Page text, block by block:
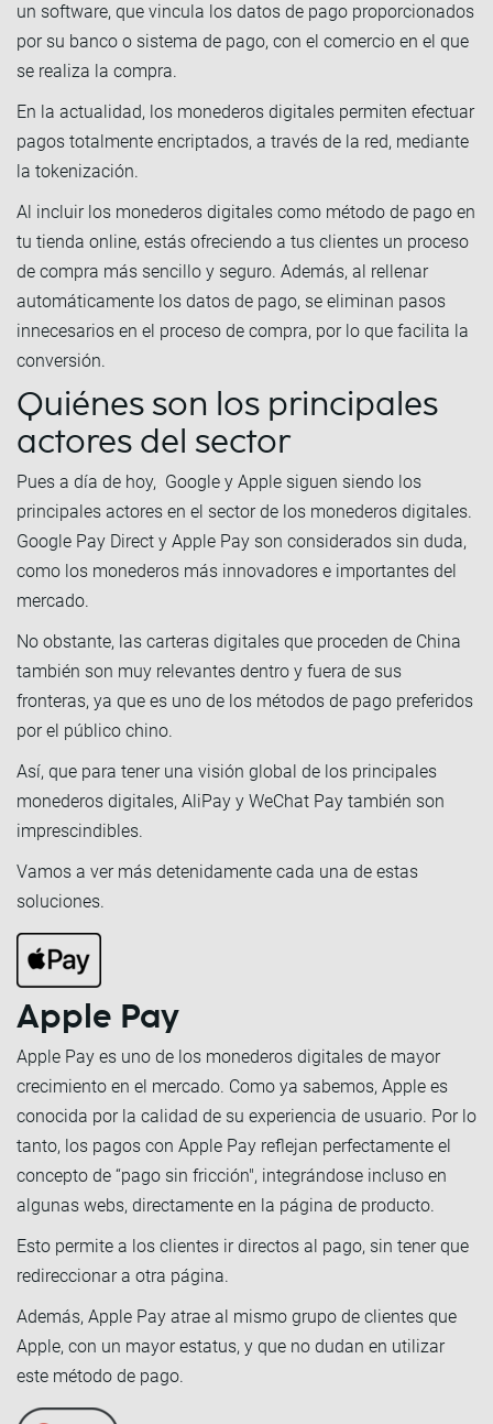
un software, que vincula los datos de pago proporcionados
por su banco o sistema de pago, con el comercio en el que
se realiza la compra.
En la actualidad, los monederos digitales permiten efectuar
pagos totalmente encriptados, a través de la red, mediante
la tokenización.
Al incluir los monederos digitales como método de pago en
tu tienda online, estás ofreciendo a tus clientes un proceso
de compra más sencillo y seguro. Además, al rellenar
automáticamente los datos de pago, se eliminan pasos
innecesarios en el proceso de compra, por lo que facilita la
conversión.
Quiénes son los principales
actores del sector
Pues a día de hoy, Google y Apple siguen siendo los
principales actores en el sector de los monederos digitales.
Google Pay Direct y Apple Pay son considerados sin duda,
como los monederos más innovadores e importantes del
mercado.
No obstante, las carteras digitales que proceden de China
también son muy relevantes dentro y fuera de sus
fronteras, ya que es uno de los métodos de pago preferidos
por el público chino.
Así, que para tener una visión global de los principales
monederos digitales, AliPay y WeChat Pay también son
imprescindibles.
Vamos a ver más detenidamente cada una de estas
soluciones.
Apple Pay
Apple Pay es uno de los monederos digitales de mayor
crecimiento en el mercado. Como ya sabemos, Apple es
conocida por la calidad de su experiencia de usuario. Por lo
tanto, los pagos con Apple Pay reflejan perfectamente el
concepto de “pago sin fricción", integrándose incluso en
algunas webs, directamente en la página de producto.
Esto permite a los clientes ir directos al pago, sin tener que
redireccionar a otra página.
Además, Apple Pay atrae al mismo grupo de clientes que
Apple, con un mayor estatus, y que no dudan en utilizar
este método de pago.